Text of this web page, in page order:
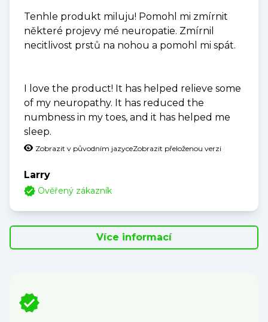
Tenhle produkt miluju! Pomohl mi zmírnit
některé projevy mé neuropatie. Zmírnil
necitlivost prstů na nohou a pomohl mi spát.
I love the product! It has helped relieve some
of my neuropathy. It has reduced the
numbness in my toes, and it has helped me
sleep.
Zobrazit v původním jazyceZobrazit přeloženou verzi
Larry
Ověřený zákazník
Více informací